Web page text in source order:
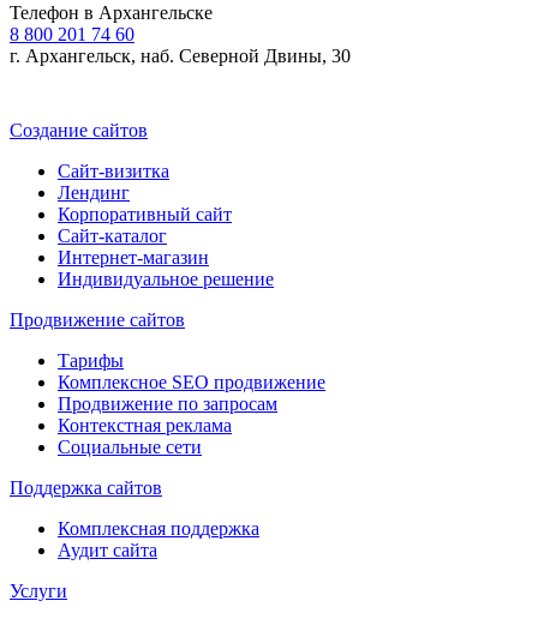
Телефон в Архангельске
8 800 201 74 60
г. Архангельск, наб. Северной Двины, 30
Создание сайтов
Сайт-визитка
Лендинг
Корпоративный сайт
Сайт-каталог
Интернет-магазин
Индивидуальное решение
Продвижение сайтов
Тарифы
Комплексное SEO продвижение
Продвижение по запросам
Контекстная реклама
Социальные сети
Поддержка сайтов
Комплексная поддержка
Аудит сайта
Услуги